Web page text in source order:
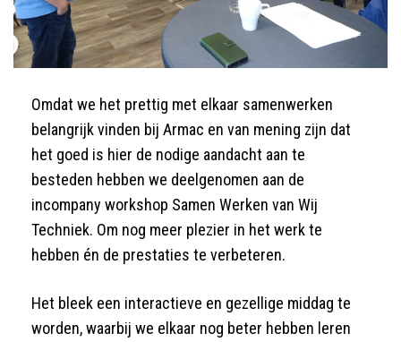
Omdat we het prettig met elkaar samenwerken
belangrijk vinden bij Armac en van mening zijn dat
het goed is hier de nodige aandacht aan te
besteden hebben we deelgenomen aan de
incompany workshop Samen Werken van Wij
Techniek. Om nog meer plezier in het werk te
hebben én de prestaties te verbeteren.
Het bleek een interactieve en gezellige middag te
worden, waarbij we elkaar nog beter hebben leren